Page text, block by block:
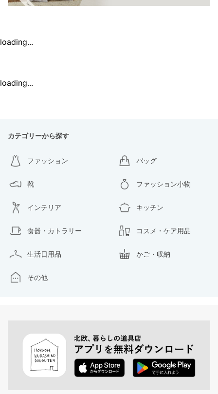
loading...
loading...
カテゴリーから探す
ファッション バッグ
靴 ファッション小物
インテリア キッチン
食器・カトラリー コスメ・ケア用品
生活日用品 かご・収納
その他